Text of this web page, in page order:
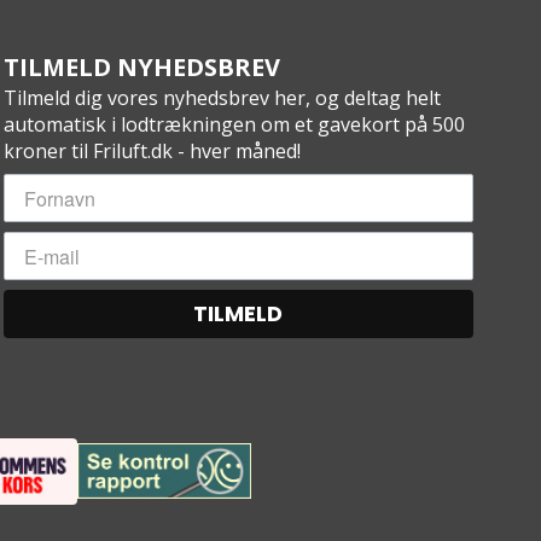
TILMELD NYHEDSBREV
Tilmeld dig vores nyhedsbrev her, og deltag helt
automatisk i lodtrækningen om et gavekort på 500
kroner til Friluft.dk - hver måned!
TILMELD